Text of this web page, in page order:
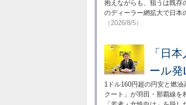
抱えながらも、狙うは既存
のディーラー網拡大で日本
（2026/8/5）
「日
ール発
1ドル160円超の円安と燃
クート」が羽田・那覇線を